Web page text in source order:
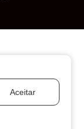
Aceitar